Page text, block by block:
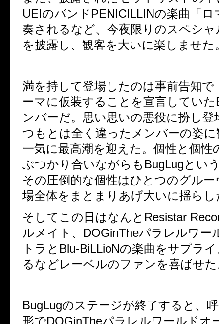
UEIのバンド PENICILLINの楽曲「ロ
奏されるなど、今夜限りのスペシ
を披露し、観客を大いに楽しませた
満を持して登場したのは事前告知で
ーマに仮装することを宣言していた
ンバーだ。思い思いの悪役に扮し登
つもとは全く違ったメンバーの姿
一気に最高潮を迎えた。個性と個性
ぶつかり合いながらも BugLugとい
その圧倒的な個性はひとつのグル
場全体をまとまりあげ大いに揺らし
そしてこの日はなんと Resistar
ルメイト、 DOGinTheパラレルワー
トラと Blu-BiLLioNの楽曲をサプラ
るなどレーベルのファンを喜ばせ
BugLugのステージが終了すると、
形でDOGinTheパラレルワールドオ